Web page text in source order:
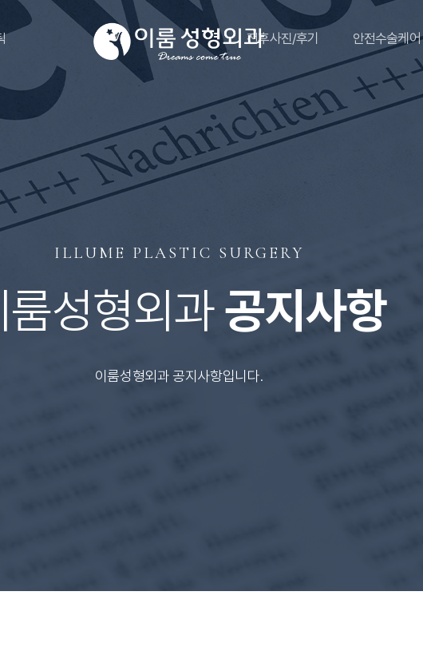
전후사진/후기 안전수술케어
ILLUME PLASTIC SURGERY
룸성형외과공지사항
이룸성형외과 공지사항입니다.